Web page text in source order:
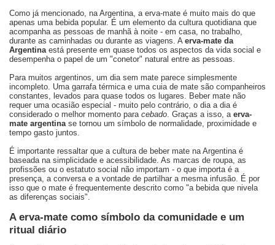
Como já mencionado, na Argentina, a erva-mate é muito mais do que
apenas uma bebida popular. É um elemento da cultura quotidiana que
acompanha as pessoas de manhã à noite - em casa, no trabalho,
durante as caminhadas ou durante as viagens. A erva-mate da
Argentinaestá presente em quase todos os aspectos da vida social e
desempenha o papel de um "conetor" natural entre as pessoas.
Para muitos argentinos, um dia sem mate parece simplesmente
incompleto. Uma garrafa térmica e uma cuia de mate são companheiros
constantes, levados para quase todos os lugares. Beber mate não
requer uma ocasião especial - muito pelo contrário, o dia a dia é
considerado o melhor momento para cebado. Graças a isso, a erva-
mate argentinase tornou um símbolo de normalidade, proximidade e
tempo gasto juntos.
É importante ressaltar que a cultura de beber mate na Argentina é
baseada na simplicidade e acessibilidade. As marcas de roupa, as
profissões ou o estatuto social não importam - o que importa é a
presença, a conversa e a vontade de partilhar a mesma infusão. É por
isso que o mate é frequentemente descrito como "a bebida que nivela
as diferenças sociais".
A erva-mate como símbolo da comunidade e um
ritual diário